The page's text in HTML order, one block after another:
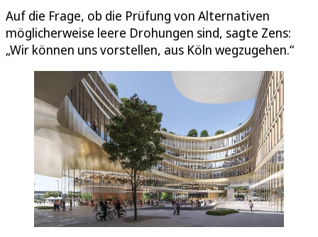
Auf die Frage, ob die Prüfung von Alternativen
möglicherweise leere Drohungen sind, sagte Zens:
„Wir können uns vorstellen, aus Köln wegzugehen.“